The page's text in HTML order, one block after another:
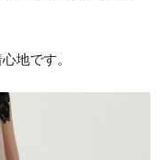
地です。